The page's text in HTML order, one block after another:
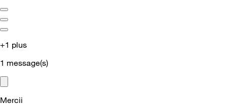
+1 plus
1 message(s)
Mercii